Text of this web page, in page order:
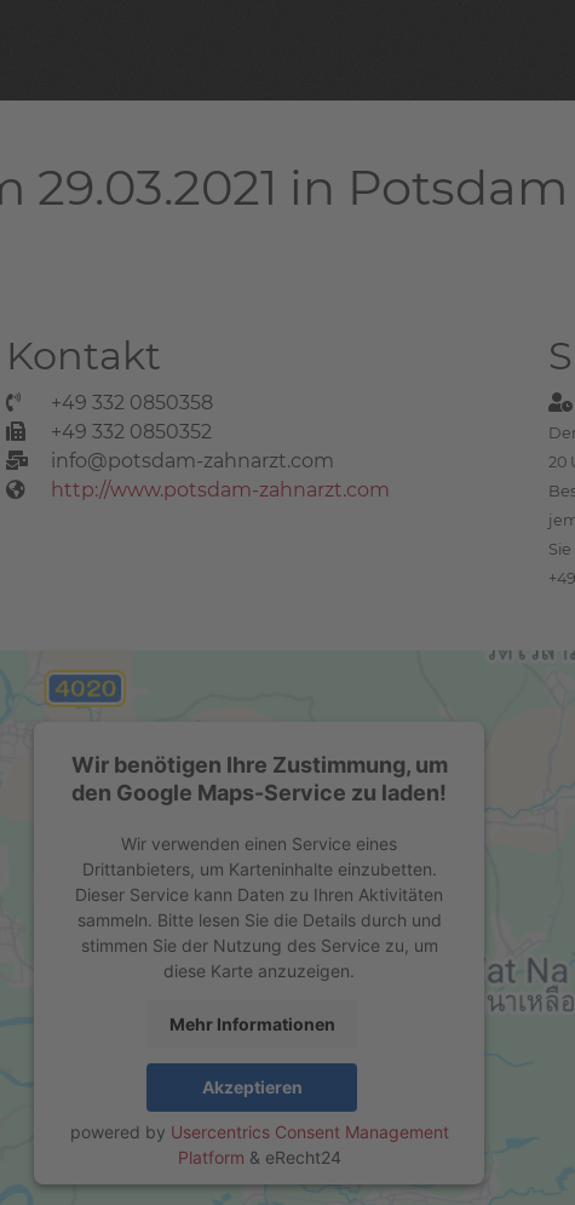
in Potsdam
Kontakt
+49 332 0850358
+49 332 0850352
info@potsdam-zahnarzt.com
http://www.potsdam-zahnarzt.com
20
Wir benötigen Ihre Zustimmung, um
den Google Maps-Service zu laden!
Wir verwenden einen Service eines
Drittanbieters, um Karteninhalte einzubetten.
Dieser Service kann Daten zu Ihren Aktivitäten
sammeln. Bitte lesen Sie die Details durch und
stimmen Sie der Nutzung des Service zu, um
diese Karte anzuzeigen.
Mehr Informationen
Akzeptieren
powered by Usercentrics Consent Management
Platform & eRecht24